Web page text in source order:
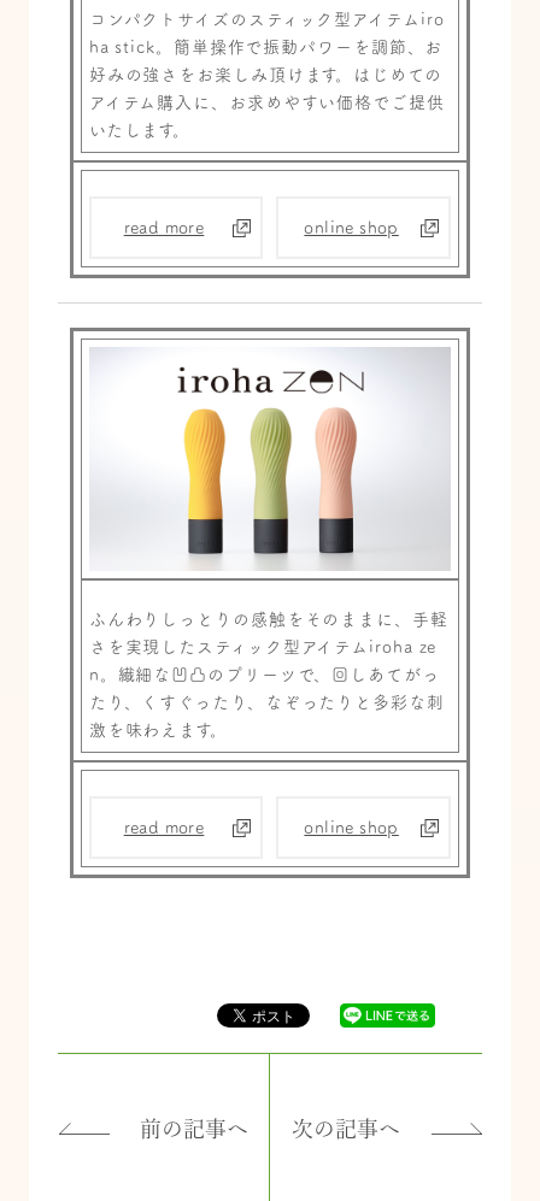
コンパクトサイズのスティック型アイテムiro
ha stick。簡単操作で振動パワーを調節、お
好みの強さをお楽しみ頂けます。はじめての
アイテム購入に、お求めやすい価格でご提供
いたします。
read more online shop
ふんわりしっとりの感触をそのままに、手軽
さを実現したスティック型アイテムiroha ze
n。繊細な凹凸のプリーツで、回しあてがっ
たり、くすぐったり、なぞったりと多彩な刺
激を味わえます。
read more online shop
前の記事へ 次の記事へ